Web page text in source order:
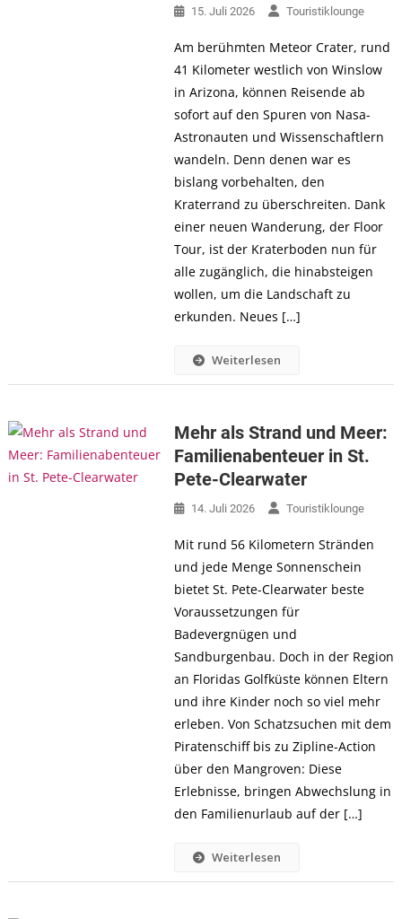
15. Juli 2026 Touristiklounge
Am berühmten Meteor Crater, rund
41 Kilometer westlich von Winslow
in Arizona, können Reisende ab
sofort auf den Spuren von Nasa-
Astronauten und Wissenschaftlern
wandeln. Denn denen war es
bislang vorbehalten, den
Kraterrand zu überschreiten. Dank
einer neuen Wanderung, der Floor
Tour, ist der Kraterboden nun für
alle zugänglich, die hinabsteigen
wollen, um die Landschaft zu
erkunden. Neues […]
Weiterlesen
Mehr als Strand und Meer:
Familienabenteuer in St.
Pete-Clearwater
14. Juli 2026 Touristiklounge
Mit rund 56 Kilometern Stränden
und jede Menge Sonnenschein
bietet St. Pete-Clearwater beste
Voraussetzungen für
Badevergnügen und
Sandburgenbau. Doch in der Region
an Floridas Golfküste können Eltern
und ihre Kinder noch so viel mehr
erleben. Von Schatzsuchen mit dem
Piratenschiff bis zu Zipline-Action
über den Mangroven: Diese
Erlebnisse, bringen Abwechslung in
den Familienurlaub auf der […]
Weiterlesen